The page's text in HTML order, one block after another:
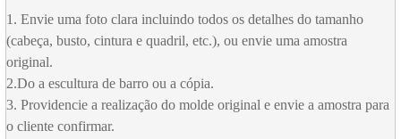
1. Envie uma foto clara incluindo todos os detalhes do tamanho
(cabeça, busto, cintura e quadril, etc.), ou envie uma amostra
original.
2.Do a escultura de barro ou a cópia.
3. Providencie a realização do molde original e envie a amostra para
o cliente confirmar.